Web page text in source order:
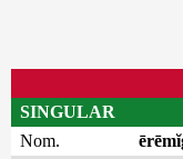
SINGULAR
Nom.